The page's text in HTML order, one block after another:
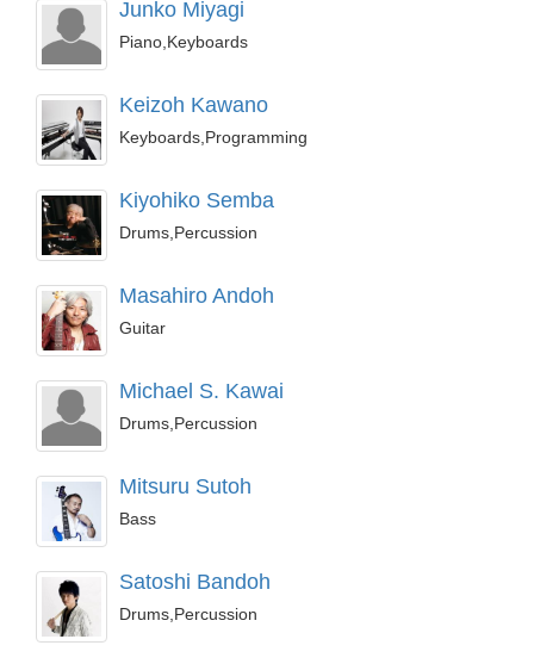
Junko Miyagi
Piano,Keyboards
Keizoh Kawano
Keyboards,Programming
Kiyohiko Semba
Drums,Percussion
Masahiro Andoh
Guitar
Michael S. Kawai
Drums,Percussion
Mitsuru Sutoh
Bass
Satoshi Bandoh
Drums,Percussion